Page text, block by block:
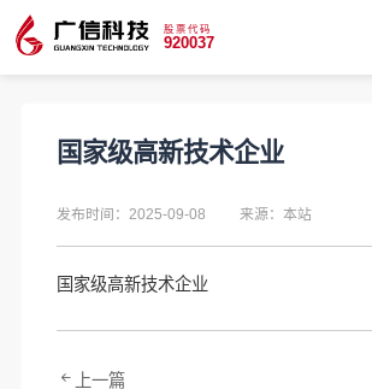
股票代码
920037
国家级高新技术企业
发布时间：2025-09-08 来源：本站
国家级高新技术企业
上一篇